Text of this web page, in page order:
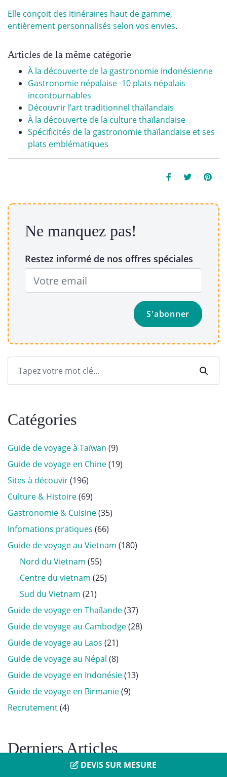
Elle conçoit des itinéraires haut de gamme,
entièrement personnalisés selon vos envies.
Articles de la même catégorie
À la découverte de la gastronomie indonésienne
Gastronomie népalaise -10 plats népalais
incontournables
Découvrir l’art traditionnel thaïlandais
À la découverte de la culture thaïlandaise
Spécificités de la gastronomie thaïlandaise et ses
plats emblématiques
Ne manquez pas!
Restez informé de nos offres spéciales
Catégories
Guide de voyage à Taïwan (9)
Guide de voyage en Chine(19)
Sites à découvir(196)
Culture & Histoire(69)
Gastronomie & Cuisine(35)
Infomations pratiques (66)
Guide de voyage au Vietnam (180)
Nord du Vietnam (55)
Centre du vietnam (25)
Sud du Vietnam (21)
Guide de voyage en Thaïlande(37)
Guide de voyage au Cambodge(28)
Guide de voyage au Laos (21)
Guide de voyage au Népal (8)
Guide de voyage en Indonésie(13)
Guide de voyage en Birmanie(9)
Recrutement(4)
Derniers Articles
DEVIS SUR MESURE